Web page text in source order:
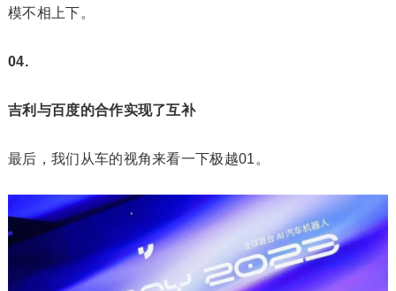
模不相上下。‍
04.
吉利与百度的合作实现了互补‍
‍‍‍‍‍‍‍‍‍‍‍‍最后，我们从车的视角来看一下极越01。